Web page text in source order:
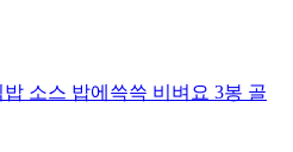
소스 밥에쓱쓱 비벼요 3봉 골